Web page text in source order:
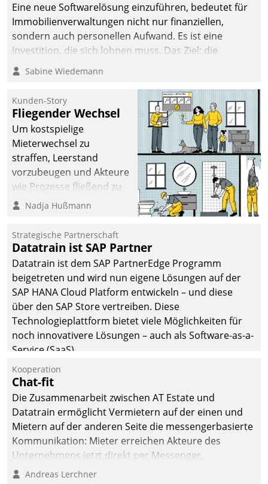
Eine neue Softwarelösung einzuführen, bedeutet für
Immobilienverwaltungen nicht nur finanziellen,
sondern auch personellen Aufwand. Es ist eine
Investition, die sich lohnen muss. Das Ziel: die
nachhaltige Optimierung der Geschäftsabläufe. Damit
dieses Ziel erreicht wird, sollten einige Grundregeln
Sabine Wiedemann
Kunden-Story
Fliegender Wechsel
Um kostspielige
Mieterwechsel zu
straffen, Leerstand
vorzubeugen und Akteure
wie Prozesse fließend zu
vernetzen, nutzt die
Jahresbeginn eine
Überblick, Einsicht und
Eingriff bietende Lösung.
Zur Entwicklung setzte
man auf
Cloudtechnologie,
bewährte und Startup-
Partner sowie erstmals
agile Projektmethoden.
Nadja Hußmann
Strategische Partnerschaft
Datatrain ist SAP Partner
Datatrain ist dem SAP PartnerEdge Programm
beigetreten und wird nun eigene Lösungen auf der
SAP HANA Cloud Platform entwickeln – und diese
über den SAP Store vertreiben. Diese
Technologieplattform bietet viele Möglichkeiten für
noch innovativere Lösungen – auch als Software-as-a-
Service (SaaS).
Kooperation
Chat-fit
Die Zusammenarbeit zwischen AT Estate und
Datatrain ermöglicht Vermietern auf der einen und
Mietern auf der anderen Seite die messengerbasierte
Kommunikation: Mieter erreichen Akteure des
Unternehmens jetzt direkt per Messenger,
Mitarbeiter oder Dienstleister empfangen oder
Andreas Lerchner